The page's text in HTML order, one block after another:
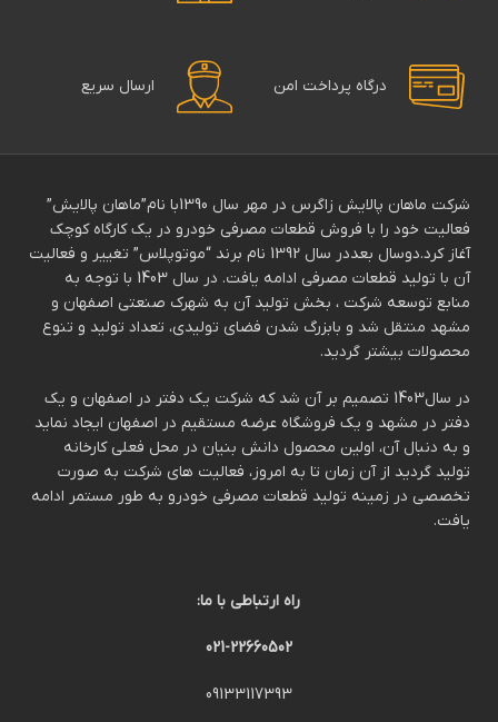
درگاه پرداخت امن ارسال سریع
شرکت ماهان پالایش زاگرس در مهر سال 1390با نام”ماهان پالایش”
فعالیت خود را با فروش قطعات مصرفی خودرو در یک کارگاه کوچک
آغاز کرد.دوسال بعددر سال 1392 نام برند “موتوپلاس” تغییر و فعالیت
آن با تولید قطعات مصرفی ادامه یافت. در سال 1403 با توجه به
منابع توسعه شرکت ، بخش تولید آن به شهرک صنعتی اصفهان و
مشهد منتقل شد و بابزرگ شدن فضای تولیدی، تعداد تولید و تنوع
محصولات بیشتر گردید.
در سال1403 تصمیم بر آن شد که شرکت یک دفتر در اصفهان و یک
دفتر در مشهد و یک فروشگاه عرضه مستقیم در اصفهان ایجاد نماید
و به دنبال آن، اولین محصول دانش بنیان در محل فعلی کارخانه
تولید گردید از آن زمان تا به امروز، فعالیت های شرکت به صورت
تخصصی در زمینه تولید قطعات مصرفی خودرو به طور مستمر ادامه
یافت.
راه ارتباطی با ما:
021-22660502
09133117393